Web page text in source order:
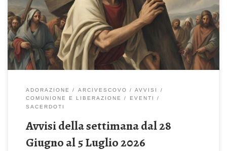
prende la croce non è degno di me. Chi accoglie voi, accoglie me
(Mt 10,37-42) Celebrazione Sante Messe: ore 08:00 – 10:00 –
11:30 – 19:00 ore 18:30 – Recita del Santo […]
ADORAZIONE ARCIVESCOVO
AVVISI
COMUNIONE E LIBERAZIONE
EVENTI
SACERDOTI
Avvisi della settimana dal 28
Giugno al 5 Luglio 2026